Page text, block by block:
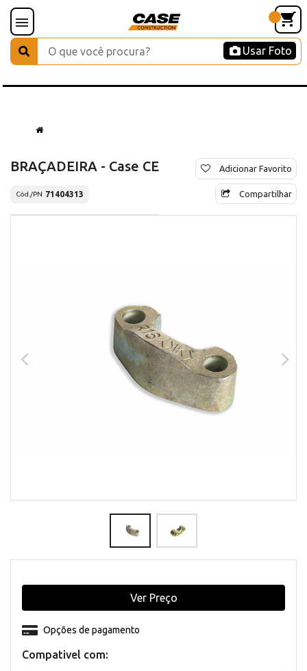
Usar Foto
BRAÇADEIRA - Case CE
Cód./PN 71404313
Adicionar Favorito
Compartilhar
Compativel com:
Opções de pagamento
Ver Preço